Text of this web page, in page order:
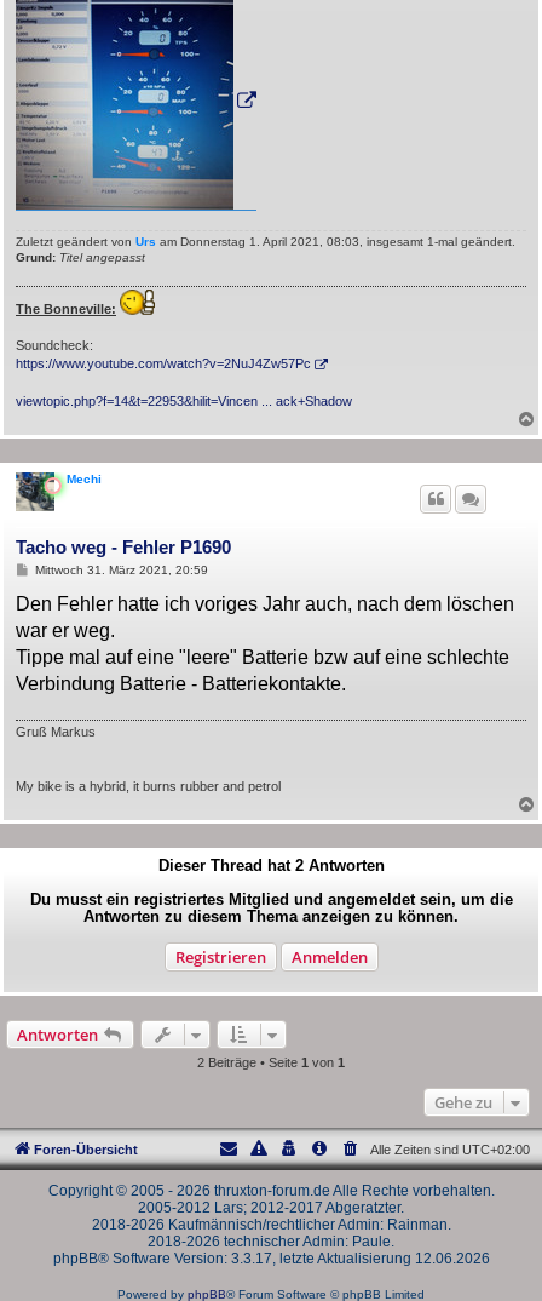
Zuletzt geändert von Urs am Donnerstag 1. April 2021, 08:03, insgesamt 1-mal geändert.
Grund: Titel angepasst
The Bonneville:
Soundcheck:
https://www.youtube.com/watch?v=2NuJ4Zw57Pc
viewtopic.php?f=14&t=22953&hilit=Vincen ... ack+Shadow
Mechi
Tacho weg - Fehler P1690
B
t
r
a
g
Mittwoch 31. März 2021, 20:59
Den Fehler hatte ich voriges Jahr auch, nach dem löschen
war er weg.
Tippe mal auf eine "leere" Batterie bzw auf eine schlechte
Verbindung Batterie - Batteriekontakte.
Gruß Markus
My bike is a hybrid, it burns rubber and petrol
Dieser Thread hat 2Antworten
Du musst ein registriertes Mitglied und angemeldet sein, um die
Antworten zu diesem Thema anzeigen zu können.
Registrieren Anmelden
Antworten
2 Beiträge • Seite 1 von 1
Gehe zu
Foren-Übersicht Alle Zeiten sind UTC+02:00
Copyright © 2005 - 2026 thruxton-forum.de Alle Rechte vorbehalten.
2005-2012 Lars; 2012-2017 Abgeratzter.
2018-2026 Kaufmännisch/rechtlicher Admin: Rainman.
2018-2026 technischer Admin: Paule.
phpBB® Software Version: 3.3.17, letzte Aktualisierung 12.06.2026
Powered by phpBB® Forum Software © phpBB Limited